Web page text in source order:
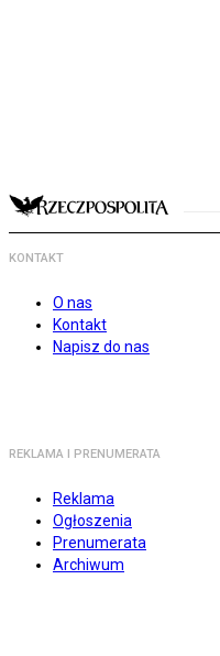
KONTAKT
O nas
Kontakt
Napisz do nas
REKLAMA I PRENUMERATA
Reklama
Ogłoszenia
Prenumerata
Archiwum